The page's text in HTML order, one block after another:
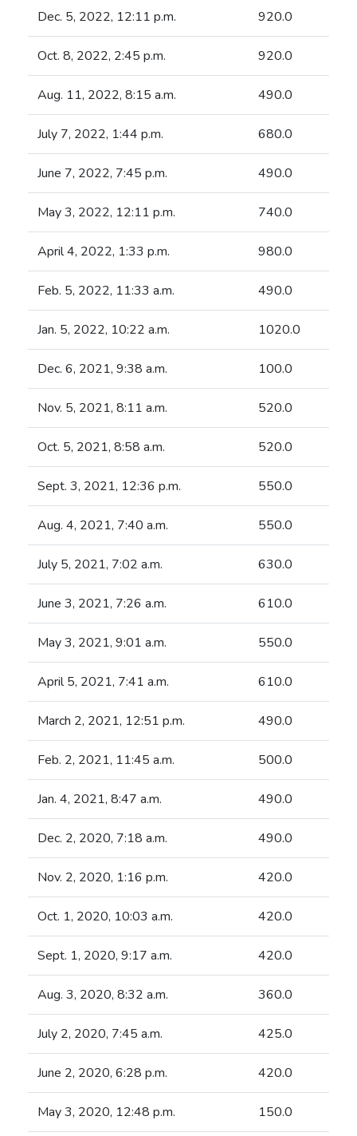
Dec. 5, 2022, 12:11 p.m. 920.0
Oct. 8, 2022, 2:45 p.m. 920.0
Aug. 11, 2022, 8:15 a.m. 490.0
July 7, 2022, 1:44 p.m. 680.0
June 7, 2022, 7:45 p.m. 490.0
May 3, 2022, 12:11 p.m. 740.0
April 4, 2022, 1:33 p.m. 980.0
Feb. 5, 2022, 11:33 a.m. 490.0
Jan. 5, 2022, 10:22 a.m. 1020.0
Dec. 6, 2021, 9:38 a.m. 100.0
Nov. 5, 2021, 8:11 a.m. 520.0
Oct. 5, 2021, 8:58 a.m. 520.0
Sept. 3, 2021, 12:36 p.m. 550.0
Aug. 4, 2021, 7:40 a.m. 550.0
July 5, 2021, 7:02 a.m. 630.0
June 3, 2021, 7:26 a.m. 610.0
May 3, 2021, 9:01 a.m. 550.0
April 5, 2021, 7:41 a.m. 610.0
March 2, 2021, 12:51 p.m. 490.0
Feb. 2, 2021, 11:45 a.m. 500.0
Jan. 4, 2021, 8:47 a.m. 490.0
Dec. 2, 2020, 7:18 a.m. 490.0
Nov. 2, 2020, 1:16 p.m. 420.0
Oct. 1, 2020, 10:03 a.m. 420.0
Sept. 1, 2020, 9:17 a.m. 420.0
Aug. 3, 2020, 8:32 a.m. 360.0
July 2, 2020, 7:45 a.m. 425.0
June 2, 2020, 6:28 p.m. 420.0
May 3, 2020, 12:48 p.m. 150.0